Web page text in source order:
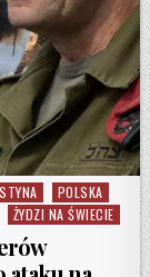
POLSKA
ŻYDZI NA ŚWIECIE